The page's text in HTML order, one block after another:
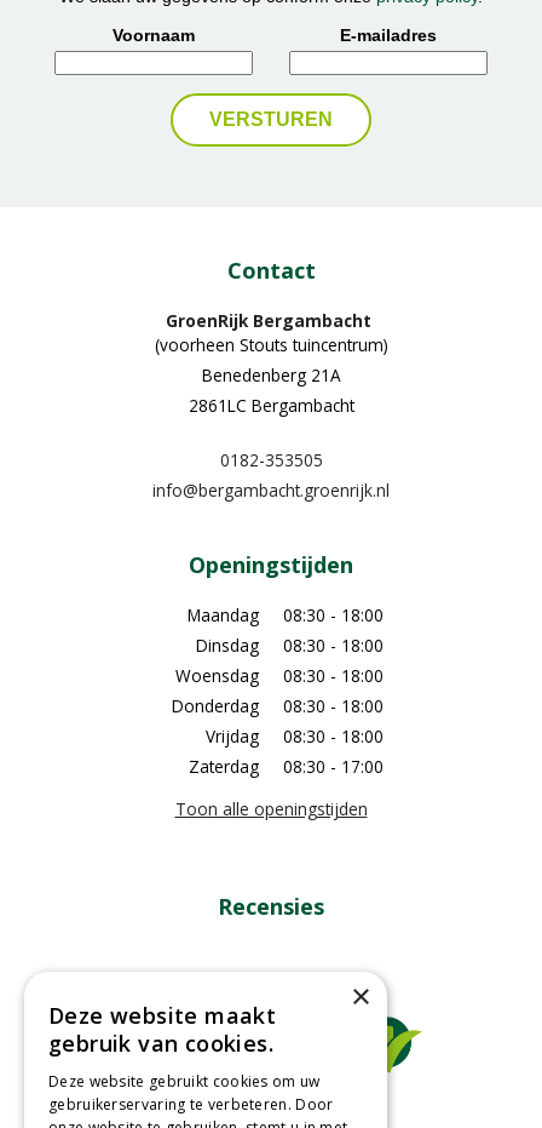
Voornaam
E-mailadres
Contact
GroenRijk Bergambacht
(voorheen Stouts tuincentrum)
Benedenberg 21A
2861LC Bergambacht
0182-353505
info@bergambacht.groenrijk.nl
Openingstijden
Maandag
08:30 - 18:00
Dinsdag
08:30 - 18:00
Woensdag
08:30 - 18:00
Donderdag
08:30 - 18:00
Vrijdag
08:30 - 18:00
Zaterdag
08:30 - 17:00
Toon alle openingstijden
Recensies
×
Deze website maakt
gebruik van cookies.
Deze website gebruikt cookies om uw
gebruikerservaring te verbeteren. Door